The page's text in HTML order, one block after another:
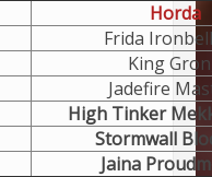
Horda
Frida
King
Jadefire
High Tinker
Stormwall
Jaina